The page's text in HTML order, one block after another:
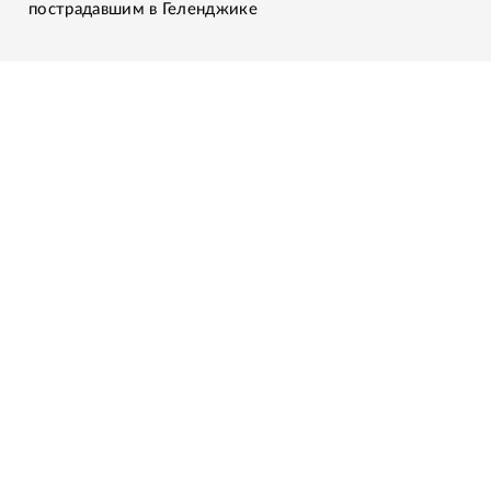
пострадавшим в Геленджике